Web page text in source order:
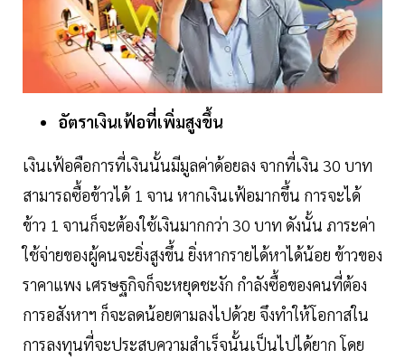
อัตราเงินเฟ้อที่เพิ่มสูงขึ้น
เงินเฟ้อคือการที่เงินนั้นมีมูลค่าด้อยลง จากที่เงิน 30 บาท
สามารถซื้อข้าวได้ 1 จาน หากเงินเฟ้อมากขึ้น การจะได้
ข้าว 1 จานก็จะต้องใช้เงินมากกว่า 30 บาท ดังนั้น ภาระค่า
ใช้จ่ายของผู้คนจะยิ่งสูงขึ้น ยิ่งหากรายได้หาได้น้อย ข้าวของ
ราคาแพง เศรษฐกิจก็จะหยุดชะงัก กำลังซื้อของคนที่ต้อง
การอสังหาฯ ก็จะลดน้อยตามลงไปด้วย จึงทำให้โอกาสใน
การลงทุนที่จะประสบความสำเร็จนั้นเป็นไปได้ยาก โดย